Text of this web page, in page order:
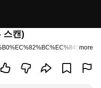
스캔)
more